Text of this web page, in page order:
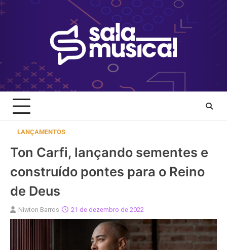
Skip
to
LANÇAMENTOS
Ton Carfi, lançando sementes e
construído pontes para o Reino
de Deus
Niwton Barros 21 de dezembro de 2022